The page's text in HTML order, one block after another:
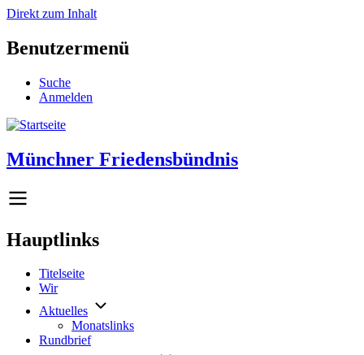
Direkt zum Inhalt
Benutzermenü
Suche
Anmelden
Münchner Friedensbündnis
Hauptlinks
Titelseite
Wir
Aktuelles
Monatslinks
Rundbrief